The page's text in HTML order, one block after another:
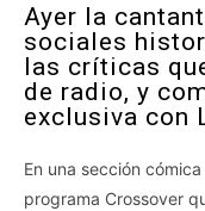
Ayer la
sociales
las críticas
de radio, y
exclusiva con
En una sección
programa Crossover